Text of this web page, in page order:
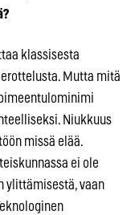
klassisesta
Mutta mitä
Niukkuus
missä elää.
ei ole
ylittämisestä, vaan